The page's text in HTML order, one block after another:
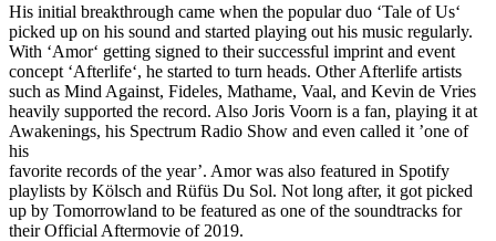
His initial breakthrough came when the popular duo ‘Tale of Us‘
picked up on his sound and started playing out his music regularly.
With ‘Amor‘ getting signed to their successful imprint and event
concept ‘Afterlife‘, he started to turn heads. Other Afterlife artists
such as Mind Against, Fideles, Mathame, Vaal, and Kevin de Vries
heavily supported the record. Also Joris Voorn is a fan, playing it at
Awakenings, his Spectrum Radio Show and even called it ’one of
his
favorite records of the year’. Amor was also featured in Spotify
playlists by Kölsch and Rüfüs Du Sol. Not long after, it got picked
up by Tomorrowland to be featured as one of the soundtracks for
their Official Aftermovie of 2019.